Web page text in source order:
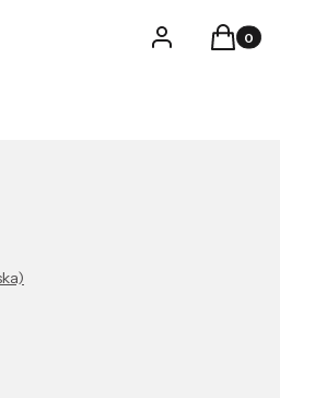
LogowanieProdukty w
Koszyk